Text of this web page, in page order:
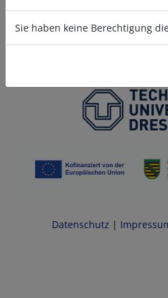
Sie haben keine Berechtigung
Datenschutz |